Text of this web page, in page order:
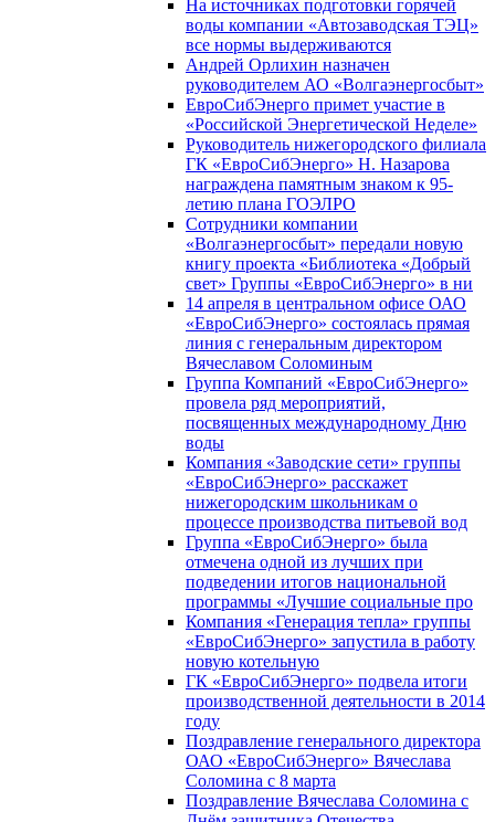
На источниках подготовки горячей
воды компании «Автозаводская ТЭЦ»
все нормы выдерживаются
Андрей Орлихин назначен
руководителем АО «Волгаэнергосбыт»
ЕвроСибЭнерго примет участие в
«Российской Энергетической Неделе»
Руководитель нижегородского филиала
ГК «ЕвроСибЭнерго» Н. Назарова
награждена памятным знаком к 95-
летию плана ГОЭЛРО
Сотрудники компании
«Волгаэнергосбыт» передали новую
книгу проекта «Библиотека «Добрый
свет» Группы «ЕвроСибЭнерго» в ни
14 апреля в центральном офисе ОАО
«ЕвроСибЭнерго» состоялась прямая
линия с генеральным директором
Вячеславом Соломиным
Группа Компаний «ЕвроСибЭнерго»
провела ряд мероприятий,
посвященных международному Дню
воды
Компания «Заводские сети» группы
«ЕвроСибЭнерго» расскажет
нижегородским школьникам о
процессе производства питьевой вод
Группа «ЕвроСибЭнерго» была
отмечена одной из лучших при
подведении итогов национальной
программы «Лучшие социальные про
Компания «Генерация тепла» группы
«ЕвроСибЭнерго» запустила в работу
новую котельную
ГК «ЕвроСибЭнерго» подвела итоги
производственной деятельности в 2014
году
Поздравление генерального директора
ОАО «ЕвроСибЭнерго» Вячеслава
Соломина с 8 марта
Поздравление Вячеслава Соломина с